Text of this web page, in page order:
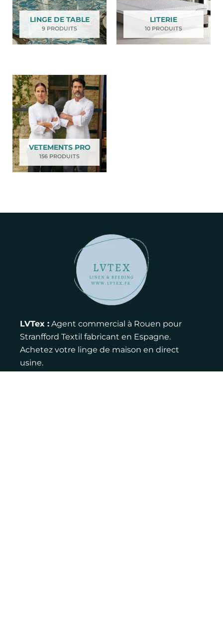
LINGE DE TABLE
9 PRODUITS
LITERIE
10 PRODUITS
VETEMENTS PRO
156 PRODUITS
LVTex : Agent commercial à Rouen pour
Stranfford Textil fabricant en Espagne.
Achetez votre linge de maison en direct
usine.